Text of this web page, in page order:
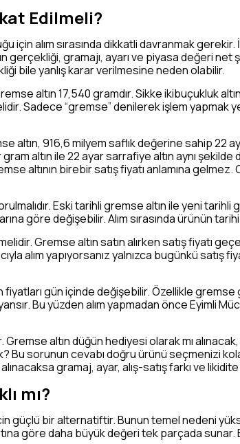
Edilmeli?
için alım sırasında dikkatli davranmak
gerçekliği, gramajı, ayarı ve piyasa değeri
bile yanlış karar verilmesine neden olabilir.
altın 17,540 gramdır. Sikke ikibuçukluk
Sadece “gremse” denilerek işlem yapmak
altın, 916,6 milyem saflık değerine sahip 22
altın ile 22 ayar sarrafiye altın aynı şekilde
altının birebir satış fiyatı anlamına gelmez.
Eski tarihli gremse altın ile yeni
göre değişebilir. Alım sırasında ürünün
Gremse altın satın alırken satış fiyatı
alım yapıyorsanız yalnızca bugünkü satış
gün içinde değişebilir. Özellikle
Bu yüzden alım yapmadan önce Eyimli
altın düğün hediyesi olarak mı
Bu sorunun cevabı doğru ürünü seçmenizi
gramaj, ayar, alış-satış farkı ve
mı?
güçlü bir alternatiftir. Bunun temel nedeni
göre daha büyük değeri tek parçada